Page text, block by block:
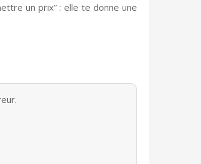
un prix” : elle te donne une